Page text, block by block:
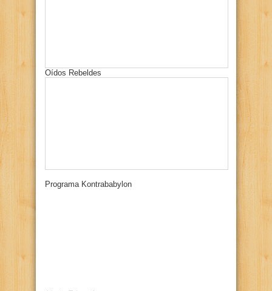
Oídos Rebeldes
Programa Kontrababylon